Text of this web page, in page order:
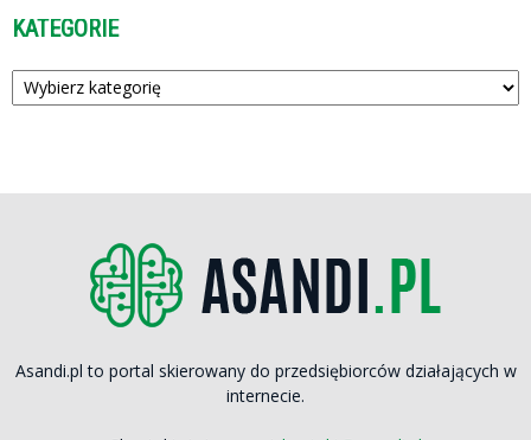
KATEGORIE
Kategorie
Asandi.pl to portal skierowany do przedsiębiorców działających w
internecie.